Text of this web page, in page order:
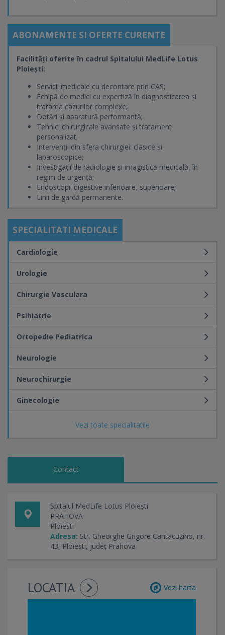
ABONAMENTE SI OFERTE CURENTE
Facilități oferite în cadrul Spitalului MedLife Lotus
Ploiești:
Servicii medicale cu decontare prin CAS;
Echipă de medici cu expertiză în diagnosticarea și
tratarea cazurilor complexe;
Dotări și aparatură performantă;
Tehnici chirurgicale avansate și tratament
personalizat;
Intervenții din sfera chirurgiei: clasice și
laparoscopice;
Investigații de radiologie și imagistică medicală, în
regim de urgență;
Endoscopii digestive inferioare, superioare;
Linii de gardă permanente.
SPECIALITATI MEDICALE
Vezi toate specialitatile
Cardiologie
Urologie
Chirurgie Vasculara
Psihiatrie
Ortopedie Pediatrica
Neurologie
Neurochirurgie
Ginecologie
Contact
Spitalul MedLife Lotus Ploiești
PRAHOVA
Ploiesti
Adresa: Str. Gheorghe Grigore Cantacuzino, nr.
43, Ploiești, județ Prahova
LOCATIA Vezi harta